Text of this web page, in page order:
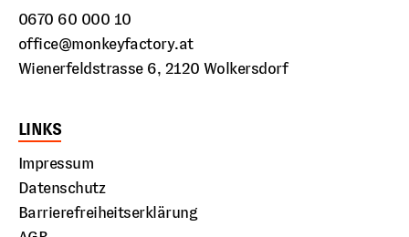
0670 60 000 10
office@monkeyfactory.at
Wienerfeldstrasse 6, 2120 Wolkersdorf
LINKS
Impressum
Datenschutz
Barrierefreiheitserklärung